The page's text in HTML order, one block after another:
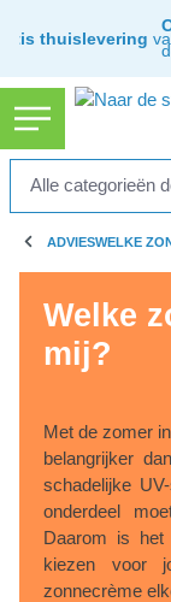
thuislevering
ADVIESWELKE
Welke
mij?
Met de zomer
belangrijker
schadelijke
onderdeel
Daarom is
kiezen voor
zonnecrème